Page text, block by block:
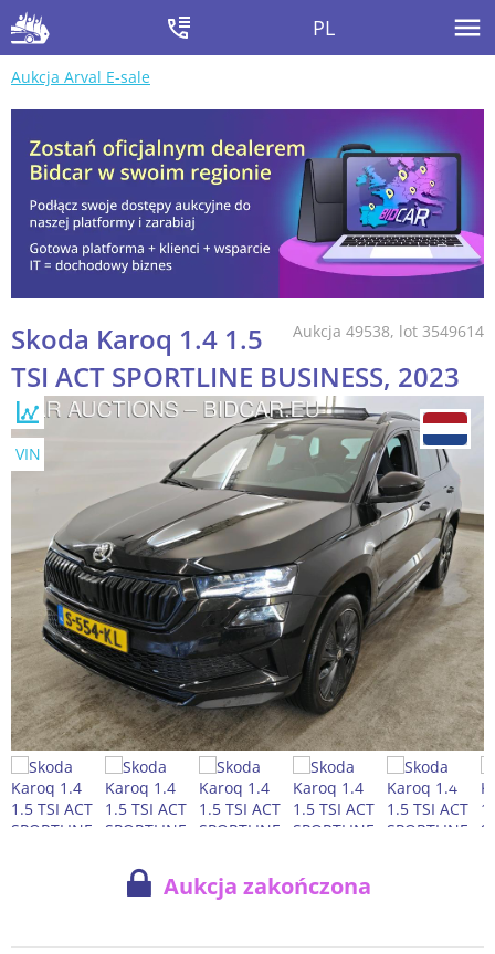
PL
Aukcja Arval E-sale
Aukcja 49538, lot 3549614
Skoda Karoq 1.4 1.5
TSI ACT SPORTLINE BUSINESS, 2023
VIN
Aukcja zakończona